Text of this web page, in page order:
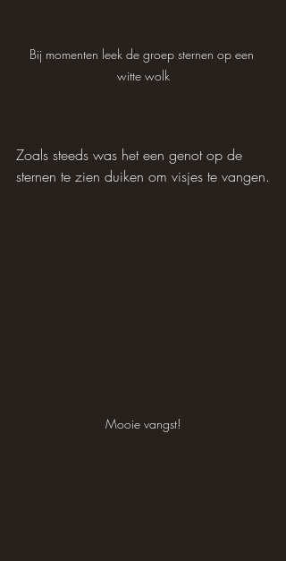
Bij momenten leek de groep sternen op een
witte wolk
Zoals steeds was het een genot op de
sternen te zien duiken om visjes te vangen.
Mooie vangst!